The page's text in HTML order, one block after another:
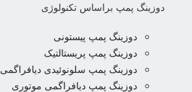
دوزینگ پمپ براساس تکنولوژی
دوزینگ پمپ پیستونی
دوزینگ پمپ پریستالتیک
دوزینگ پمپ سلونوئیدی دیافراگمی
دوزینگ پمپ دیافراگمی موتوری